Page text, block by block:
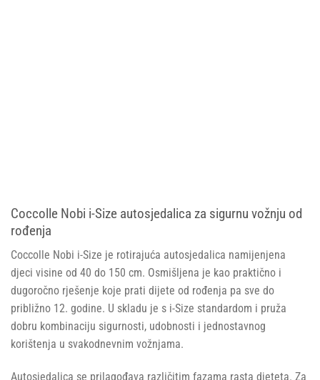
Coccolle Nobi i-Size autosjedalica za sigurnu vožnju od
rođenja
Coccolle Nobi i-Size je rotirajuća autosjedalica namijenjena
djeci visine od 40 do 150 cm. Osmišljena je kao praktično i
dugoročno rješenje koje prati dijete od rođenja pa sve do
približno 12. godine. U skladu je s i-Size standardom i pruža
dobru kombinaciju sigurnosti, udobnosti i jednostavnog
korištenja u svakodnevnim vožnjama.
Autosjedalica se prilagođava različitim fazama rasta djeteta. Za